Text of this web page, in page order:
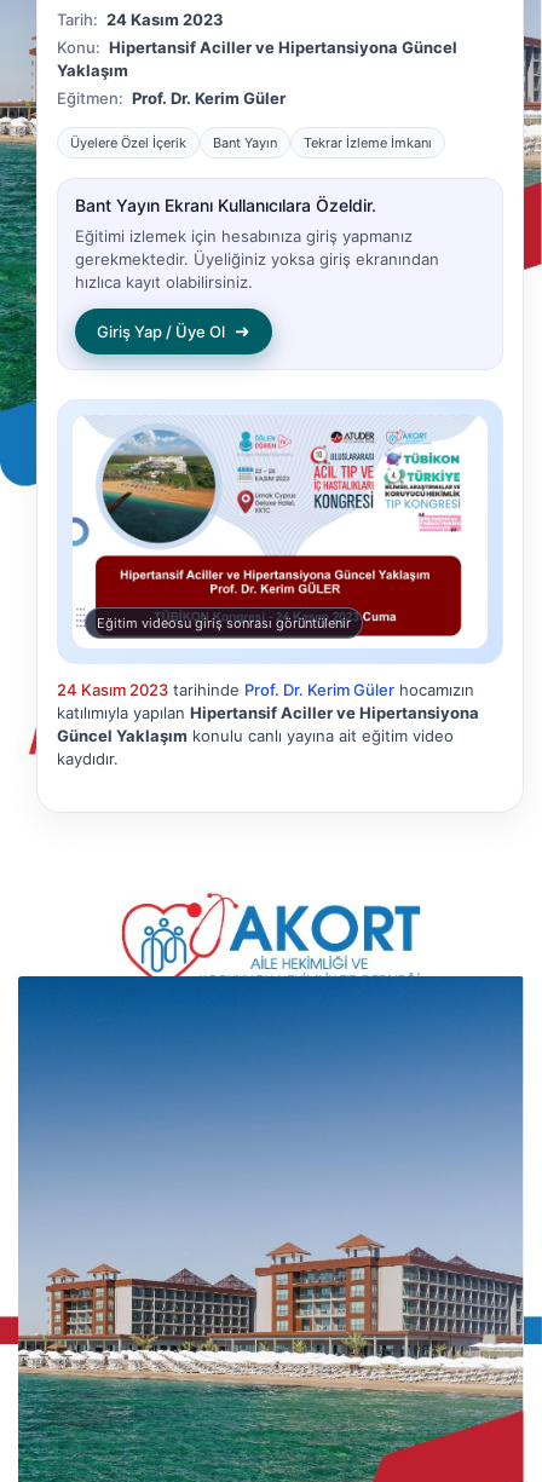
Tarih: 24 Kasım 2023
Konu: Hipertansif Aciller ve Hipertansiyona Güncel
Yaklaşım
Eğitmen: Prof. Dr. Kerim Güler
Üyelere Özel İçerik Bant Yayın Tekrar İzleme İmkanı
Bant Yayın Ekranı Kullanıcılara Özeldir.
Eğitimi izlemek için hesabınıza giriş yapmanız
gerekmektedir. Üyeliğiniz yoksa giriş ekranından
hızlıca kayıt olabilirsiniz.
Giriş Yap / Üye Ol ➜
Eğitim videosu giriş sonrası görüntülenir
24 Kasım 2023 tarihinde Prof. Dr. Kerim Güler hocamızın
katılımıyla yapılan Hipertansif Aciller ve Hipertansiyona
Güncel Yaklaşım konulu canlı yayına ait eğitim video
kaydıdır.